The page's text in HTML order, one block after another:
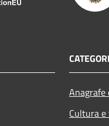
Cultura